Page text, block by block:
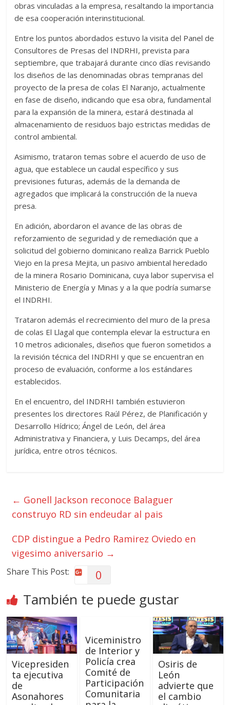
obras vinculadas a la empresa, resaltando la importancia
de esa cooperación interinstitucional.
Entre los puntos abordados estuvo la visita del Panel de
Consultores de Presas del INDRHI, prevista para
septiembre, que trabajará durante cinco días revisando
los diseños de las denominadas obras tempranas del
proyecto de la presa de colas El Naranjo, actualmente
en fase de diseño, indicando que esa obra, fundamental
para la expansión de la minera, estará destinada al
almacenamiento de residuos bajo estrictas medidas de
control ambiental.
Asimismo, trataron temas sobre el acuerdo de uso de
agua, que establece un caudal específico y sus
previsiones futuras, además de la demanda de
agregados que implicará la construcción de la nueva
presa.
En adición, abordaron el avance de las obras de
reforzamiento de seguridad y de remediación que a
solicitud del gobierno dominicano realiza Barrick Pueblo
Viejo en la presa Mejita, un pasivo ambiental heredado
de la minera Rosario Dominicana, cuya labor supervisa el
Ministerio de Energía y Minas y a la que podría sumarse
el INDRHI.
Trataron además el recrecimiento del muro de la presa
de colas El Llagal que contempla elevar la estructura en
10 metros adicionales, diseños que fueron sometidos a
la revisión técnica del INDRHI y que se encuentran en
proceso de evaluación, conforme a los estándares
establecidos.
En el encuentro, del INDRHI también estuvieron
presentes los directores Raúl Pérez, de Planificación y
Desarrollo Hídrico; Ángel de León, del área
Administrativa y Financiera, y Luis Decamps, del área
jurídica, entre otros técnicos.
← Gonell Jackson reconoce Balaguer
construyo RD sin endeudar al pais
CDP distingue a Pedro Ramirez Oviedo en
vigesimo aniversario →
Share This Post: 0
También te puede gustar
Vicepresiden
ta ejecutiva
de
Asonahores
Viceministro
de Interior y
Policía crea
Comité de
Participación
Comunitaria
Osiris de
León
advierte que
el cambio